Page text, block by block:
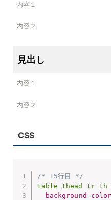
見出し
CSS
/* 15行目 */
table thead tr th
background-color